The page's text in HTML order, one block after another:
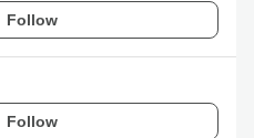
Follow
Follow